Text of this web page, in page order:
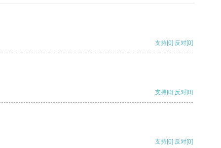
支持[0] 反对[0]
支持[0] 反对[0]
支持[0] 反对[0]